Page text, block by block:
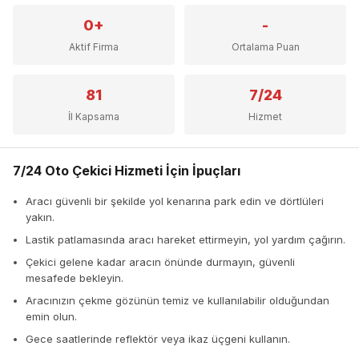
0+
Aktif Firma
-
Ortalama Puan
81
İl Kapsama
7/24
Hizmet
7/24 Oto Çekici Hizmeti İçin İpuçları
Aracı güvenli bir şekilde yol kenarına park edin ve dörtlüleri
yakın.
Lastik patlamasında aracı hareket ettirmeyin, yol yardım çağırın.
Çekici gelene kadar aracın önünde durmayın, güvenli
mesafede bekleyin.
Aracınızın çekme gözünün temiz ve kullanılabilir olduğundan
emin olun.
Gece saatlerinde reflektör veya ikaz üçgeni kullanın.